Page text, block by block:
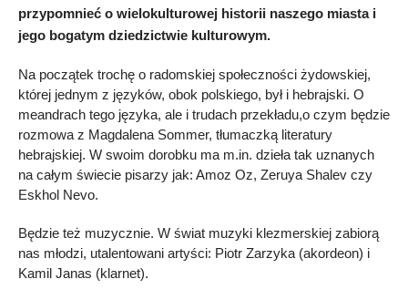
przypomnieć o wielokulturowej historii naszego miasta i
jego bogatym dziedzictwie kulturowym.
Na początek trochę o radomskiej społeczności żydowskiej,
której jednym z języków, obok polskiego, był i hebrajski. O
meandrach tego języka, ale i trudach przekładu,o czym będzie
rozmowa z Magdalena Sommer, tłumaczką literatury
hebrajskiej. W swoim dorobku ma m.in. dzieła tak uznanych
na całym świecie pisarzy jak: Amoz Oz, Zeruya Shalev czy
Eskhol Nevo.
Będzie też muzycznie. W świat muzyki klezmerskiej zabiorą
nas młodzi, utalentowani artyści: Piotr Zarzyka (akordeon) i
Kamil Janas (klarnet).